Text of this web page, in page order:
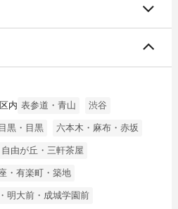
内 表参道・青山 渋谷
黒・目黒 六本木・麻布・赤坂
自由が丘・三軒茶屋
・有楽町・築地
明大前・成城学園前